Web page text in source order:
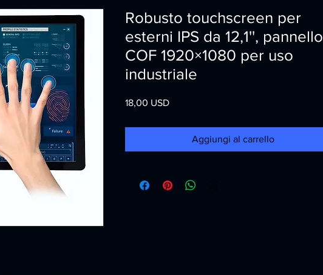
Robusto touchscreen per
esterni IPS da 12,1'', pannello
COF 1920×1080 per uso
industriale
18,00 USDPrezzo
Aggiungi al carrello